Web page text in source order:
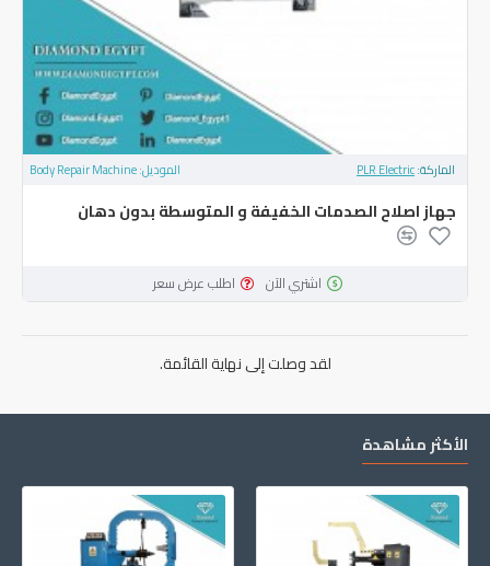
الماركة:PLR Electric الموديل:Body Repair Machine
‏جهاز اصلاح الصدمات الخفيفة و المتوسطة بدون دهان
اشتري الآن اطلب عرض سعر
لقد وصلت إلى نهاية القائمة.
الأكثر مشاهدة